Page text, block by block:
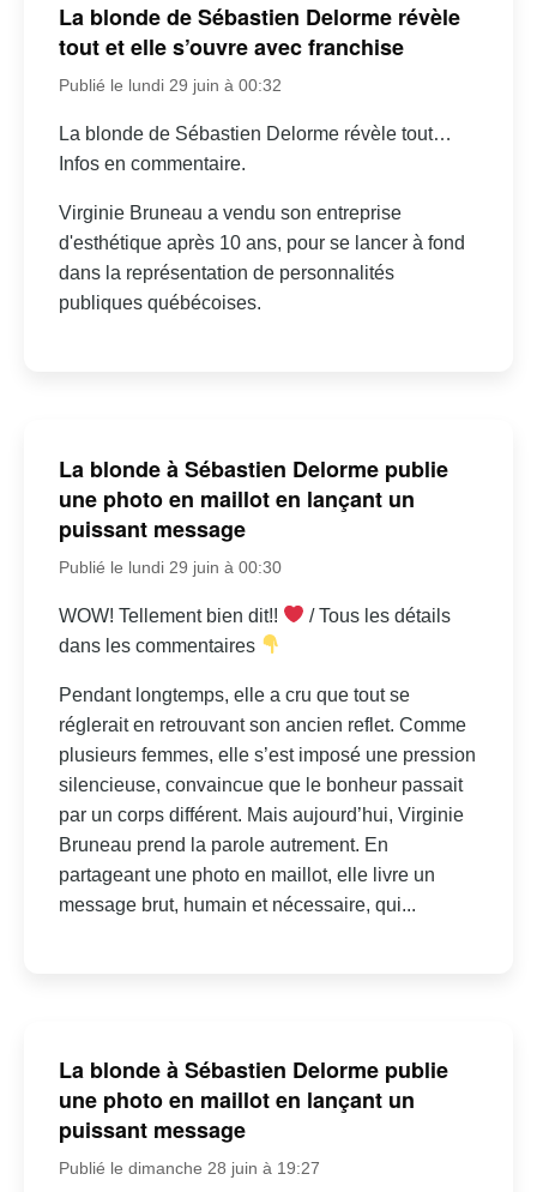
La blonde de Sébastien Delorme révèle
tout et elle s’ouvre avec franchise
Publié le lundi 29 juin à 00:32
La blonde de Sébastien Delorme révèle tout…
Infos en commentaire.
Virginie Bruneau a vendu son entreprise
d'esthétique après 10 ans, pour se lancer à fond
dans la représentation de personnalités
publiques québécoises.
La blonde à Sébastien Delorme publie
une photo en maillot en lançant un
puissant message
Publié le lundi 29 juin à 00:30
WOW! Tellement bien dit!!
/ Tous les détails
dans les commentaires
Pendant longtemps, elle a cru que tout se
réglerait en retrouvant son ancien reflet. Comme
plusieurs femmes, elle s’est imposé une pression
silencieuse, convaincue que le bonheur passait
par un corps différent. Mais aujourd’hui, Virginie
Bruneau prend la parole autrement. En
partageant une photo en maillot, elle livre un
message brut, humain et nécessaire, qui...
La blonde à Sébastien Delorme publie
une photo en maillot en lançant un
puissant message
Publié le dimanche 28 juin à 19:27